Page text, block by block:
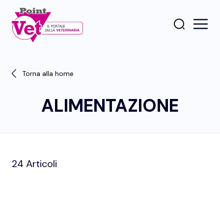
Torna alla home
ALIMENTAZIONE
24 Articoli